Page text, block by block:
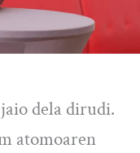
dela dirudi.
atomoaren